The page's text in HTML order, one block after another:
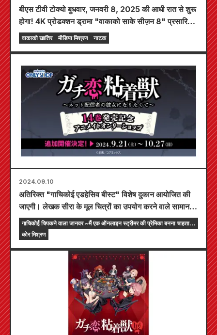
बीएस टीवी टोक्यो बुधवार, जनवरी 8, 2025 की आधी रात से शुरू
होगा! 4K प्रोडक्शन ड्रामा "वाकाको साके सीज़न 8" प्रसारित
किया जाएगा!!! वाकाको सर्दियों के स्वाद का आनंद उठाएगा ♪
"अकेले महिलाओं की खातिर" का वास्तविक आनंद प्रदान करना
वाकाको खातिर मीडिया मिश्रण नाटक
2024.09.10
अतिरिक्त "गाचिकोई एडहेसिव बीस्ट" विशेष दुकान आयोजित की
जाएगी। लेखक सीरा के मूल चित्रों का उपयोग करने वाले सामान
देश भर में 4 एनिमेट स्टोर्स पर उपलब्ध होंगे
गाचिकोई चिपकने वाला जानवर ~मैं एक ऑनलाइन स्ट्रीमर की प्रेमिका बनना चाहता
हूं~
कोर मिश्रण